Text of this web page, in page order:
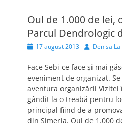
Oul de 1.000 de lei,
Parcul Dendrologic
Posted17 august 2013 AuthorDenisa
Face Sebi ce face şi mai
eveniment de organizat.
aventura organizării Vizitei
gândit la o treabă pentru
principal fiind de a
din Simeria. Oul de 1.000